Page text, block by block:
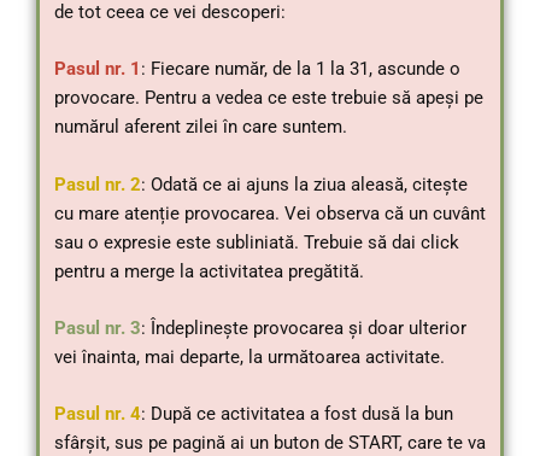
de tot ceea ce vei descoperi:
Pasul nr. 1 : Fiecare număr, de la 1 la 31, ascunde o
provocare. Pentru a vedea ce este trebuie să apeși pe
numărul aferent zilei în care suntem.
Pasul nr. 2: Odată ce ai ajuns la ziua aleasă, citește
cu mare atenție provocarea. Vei observa că un cuvânt
sau o expresie este subliniată. Trebuie să dai click
pentru a merge la activitatea pregătită.
Pasul nr. 3: Îndeplinește provocarea și doar ulterior
vei înainta, mai departe, la următoarea activitate.
Pasul nr. 4: După ce activitatea a fost dusă la bun
sfârșit, sus pe pagină ai un buton de START, care te va